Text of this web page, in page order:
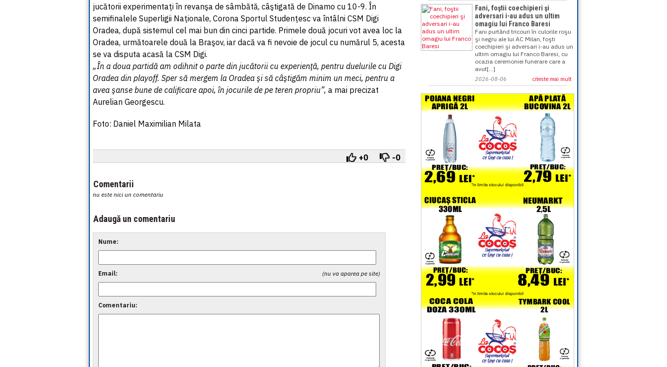
jucătorii experimentaţi în revanşa de sâmbătă, câştigată de Dinamo cu 10-9. În
semifinalele Superligii Naţionale, Corona Sportul Studenţesc va întâlni CSM Digi
Oradea, după sistemul cel mai bun din cinci partide. Primele două jocuri vot avea loc la
Oradea, următoarele două la Braşov, iar dacă va fi nevoie de jocul cu numărul 5, acesta
se va disputa acasă la CSM Digi.
„În a doua partidă am odihnit o parte din jucătorii cu experienţă, pentru duelurile cu Digi
Oradea din playoff. Sper să mergem la Oradea şi să câştigăm minim un meci, pentru a
avea şanse bune de calificare apoi, în jocurile de pe teren propriu”, a mai precizat
Aurelian Georgescu.
Foto: Daniel Maximilian Milata
+0 -0
Comentarii
nu este nici un comentariu
Adaugă un comentariu
Nume:
(nu va aparea pe site)
Email:
Comentariu:
Fani, foştii coechipieri şi
adversari i-au adus un ultim
omagiu lui Franco Baresi
Fani purtând tricouri în culorile roşu
şi negru ale lui AC Milan, foşti
coechipieri şi adversari i-au adus un
ultim omagiu lui Franco Baresi, cu
ocazia ceremoniei funerare care a
avut[...]
2026-08-06 citeste mai mult